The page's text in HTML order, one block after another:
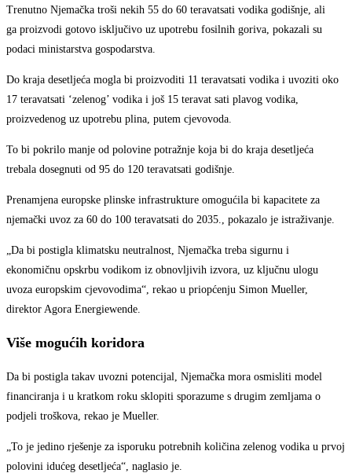
Trenutno Njemačka troši nekih 55 do 60 teravatsati vodika godišnje, ali
ga proizvodi gotovo isključivo uz upotrebu fosilnih goriva, pokazali su
podaci ministarstva gospodarstva.
Do kraja desetljeća mogla bi proizvoditi 11 teravatsati vodika i uvoziti oko
17 teravatsati ‘zelenog’ vodika i još 15 teravat sati plavog vodika,
proizvedenog uz upotrebu plina, putem cjevovoda.
To bi pokrilo manje od polovine potražnje koja bi do kraja desetljeća
trebala dosegnuti od 95 do 120 teravatsati godišnje.
Prenamjena europske plinske infrastrukture omogućila bi kapacitete za
njemački uvoz za 60 do 100 teravatsati do 2035., pokazalo je istraživanje.
„Da bi postigla klimatsku neutralnost, Njemačka treba sigurnu i
ekonomičnu opskrbu vodikom iz obnovljivih izvora, uz ključnu ulogu
uvoza europskim cjevovodima“, rekao u priopćenju Simon Mueller,
direktor Agora Energiewende.
Više mogućih koridora
Da bi postigla takav uvozni potencijal, Njemačka mora osmisliti model
financiranja i u kratkom roku sklopiti sporazume s drugim zemljama o
podjeli troškova, rekao je Mueller.
„To je jedino rješenje za isporuku potrebnih količina zelenog vodika u prvoj
polovini idućeg desetljeća“, naglasio je.